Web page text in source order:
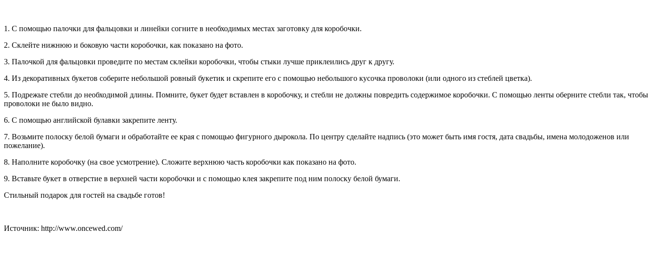
1. С помощью палочки для фальцовки и линейки согните в необходимых местах заготовку для коробочки.
2. Склейте нижнюю и боковую части коробочки, как показано на фото.
3. Палочкой для фальцовки проведите по местам склейки коробочки, чтобы стыки лучше приклеились друг к другу.
4. Из декоративных букетов соберите небольшой ровный букетик и скрепите его с помощью небольшого кусочка проволоки (или одного из стеблей цветка).
5. Подрежьте стебли до необходимой длины. Помните, букет будет вставлен в коробочку, и стебли не должны повредить содержимое коробочки. С помощью ленты оберните стебли так, чтобы
проволоки не было видно.
6. С помощью английской булавки закрепите ленту.
7. Возьмите полоску белой бумаги и обработайте ее края с помощью фигурного дырокола. По центру сделайте надпись (это может быть имя гостя, дата свадьбы, имена молодоженов или
пожелание).
8. Наполните коробочку (на свое усмотрение). Сложите верхнюю часть коробочки как показано на фото.
9. Вставьте букет в отверстие в верхней части коробочки и с помощью клея закрепите под ним полоску белой бумаги.
Стильный подарок для гостей на свадьбе готов!
Источник: http://www.oncewed.com/